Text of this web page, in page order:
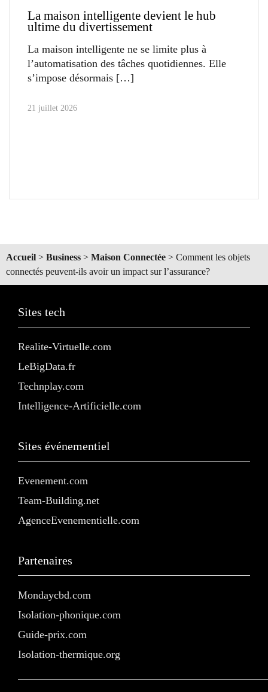
La maison intelligente devient le hub
ultime du divertissement
La maison intelligente ne se limite plus à
l’automatisation des tâches quotidiennes. Elle
s’impose désormais
21 juillet 2026
Accueil > Business > Maison Connectée > Comment les objets
connectés peuvent-ils avoir un impact sur l’assurance?
Sites tech
Realite-Virtuelle.com
LeBigData.fr
Technplay.com
Intelligence-Artificielle.com
Sites événementiel
Evenement.com
Team-Building.net
AgenceEvenementielle.com
Partenaires
Mondaycbd.com
Isolation-phonique.com
Guide-prix.com
Isolation-thermique.org